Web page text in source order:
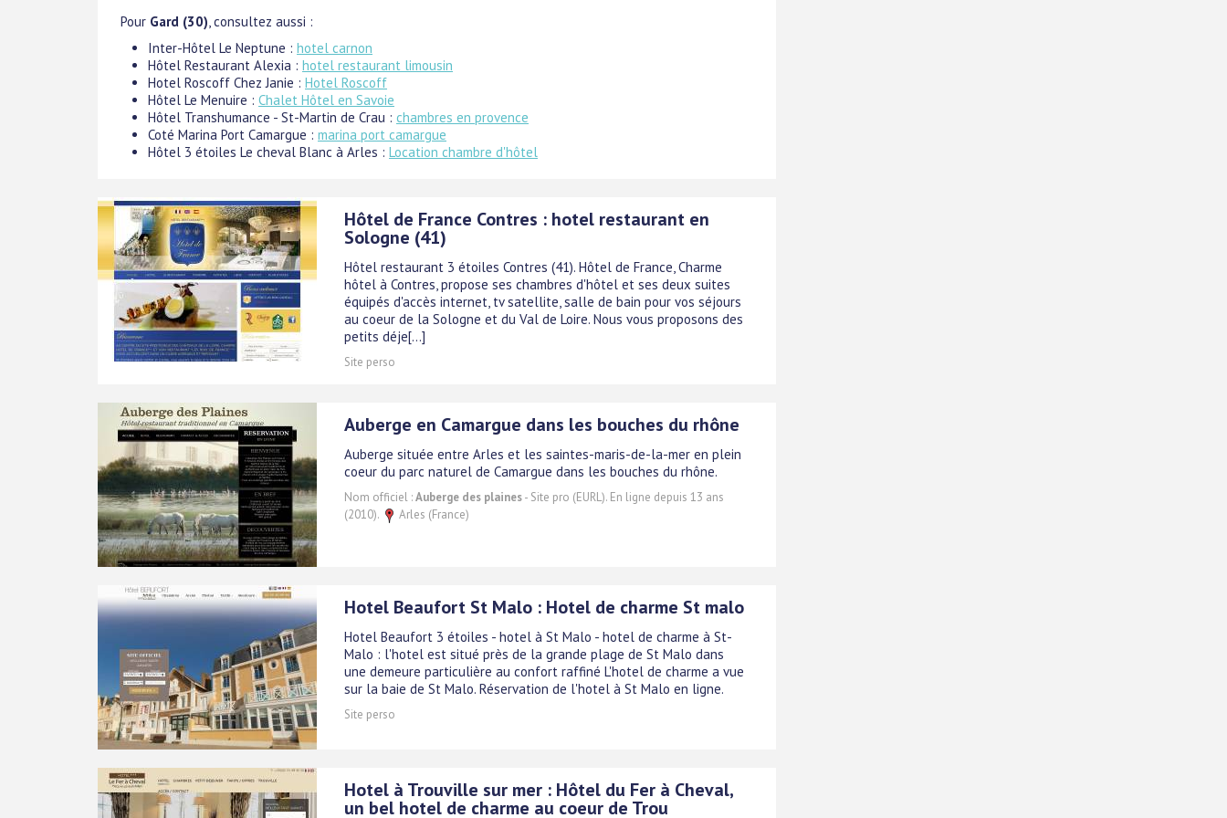
Pour Gard (30), consultez aussi :
Inter-Hôtel Le Neptune : hotel carnon
Hôtel Restaurant Alexia : hotel restaurant limousin
Hotel Roscoff Chez Janie : Hotel Roscoff
Hôtel Le Menuire : Chalet Hôtel en Savoie
Hôtel Transhumance - St-Martin de Crau : chambres en provence
Coté Marina Port Camargue : marina port camargue
Hôtel 3 étoiles Le cheval Blanc à Arles : Location chambre d'hôtel
Hôtel de France Contres : hotel restaurant en
Sologne (41)
Hôtel restaurant 3 étoiles Contres (41). Hôtel de France, Charme
hôtel à Contres, propose ses chambres d'hôtel et ses deux suites
équipés d'accès internet, tv satellite, salle de bain pour vos séjours
au coeur de la Sologne et du Val de Loire. Nous vous proposons des
petits déje[...]
Site perso
Auberge en Camargue dans les bouches du rhône
Auberge située entre Arles et les saintes-maris-de-la-mer en plein
coeur du parc naturel de Camargue dans les bouches du rhône.
Nom officiel :Auberge des plaines- Site pro (EURL). En ligne depuis 13 ans
(2010).
Arles (France)
Hotel Beaufort St Malo : Hotel de charme St malo
Hotel Beaufort 3 étoiles - hotel à St Malo - hotel de charme à St-
Malo : l'hotel est situé près de la grande plage de St Malo dans
une demeure particulière au confort raffiné L'hotel de charme a vue
sur la baie de St Malo. Réservation de l'hotel à St Malo en ligne.
Site perso
Hotel à Trouville sur mer : Hôtel du Fer à Cheval,
un bel hotel de charme au coeur de Trou